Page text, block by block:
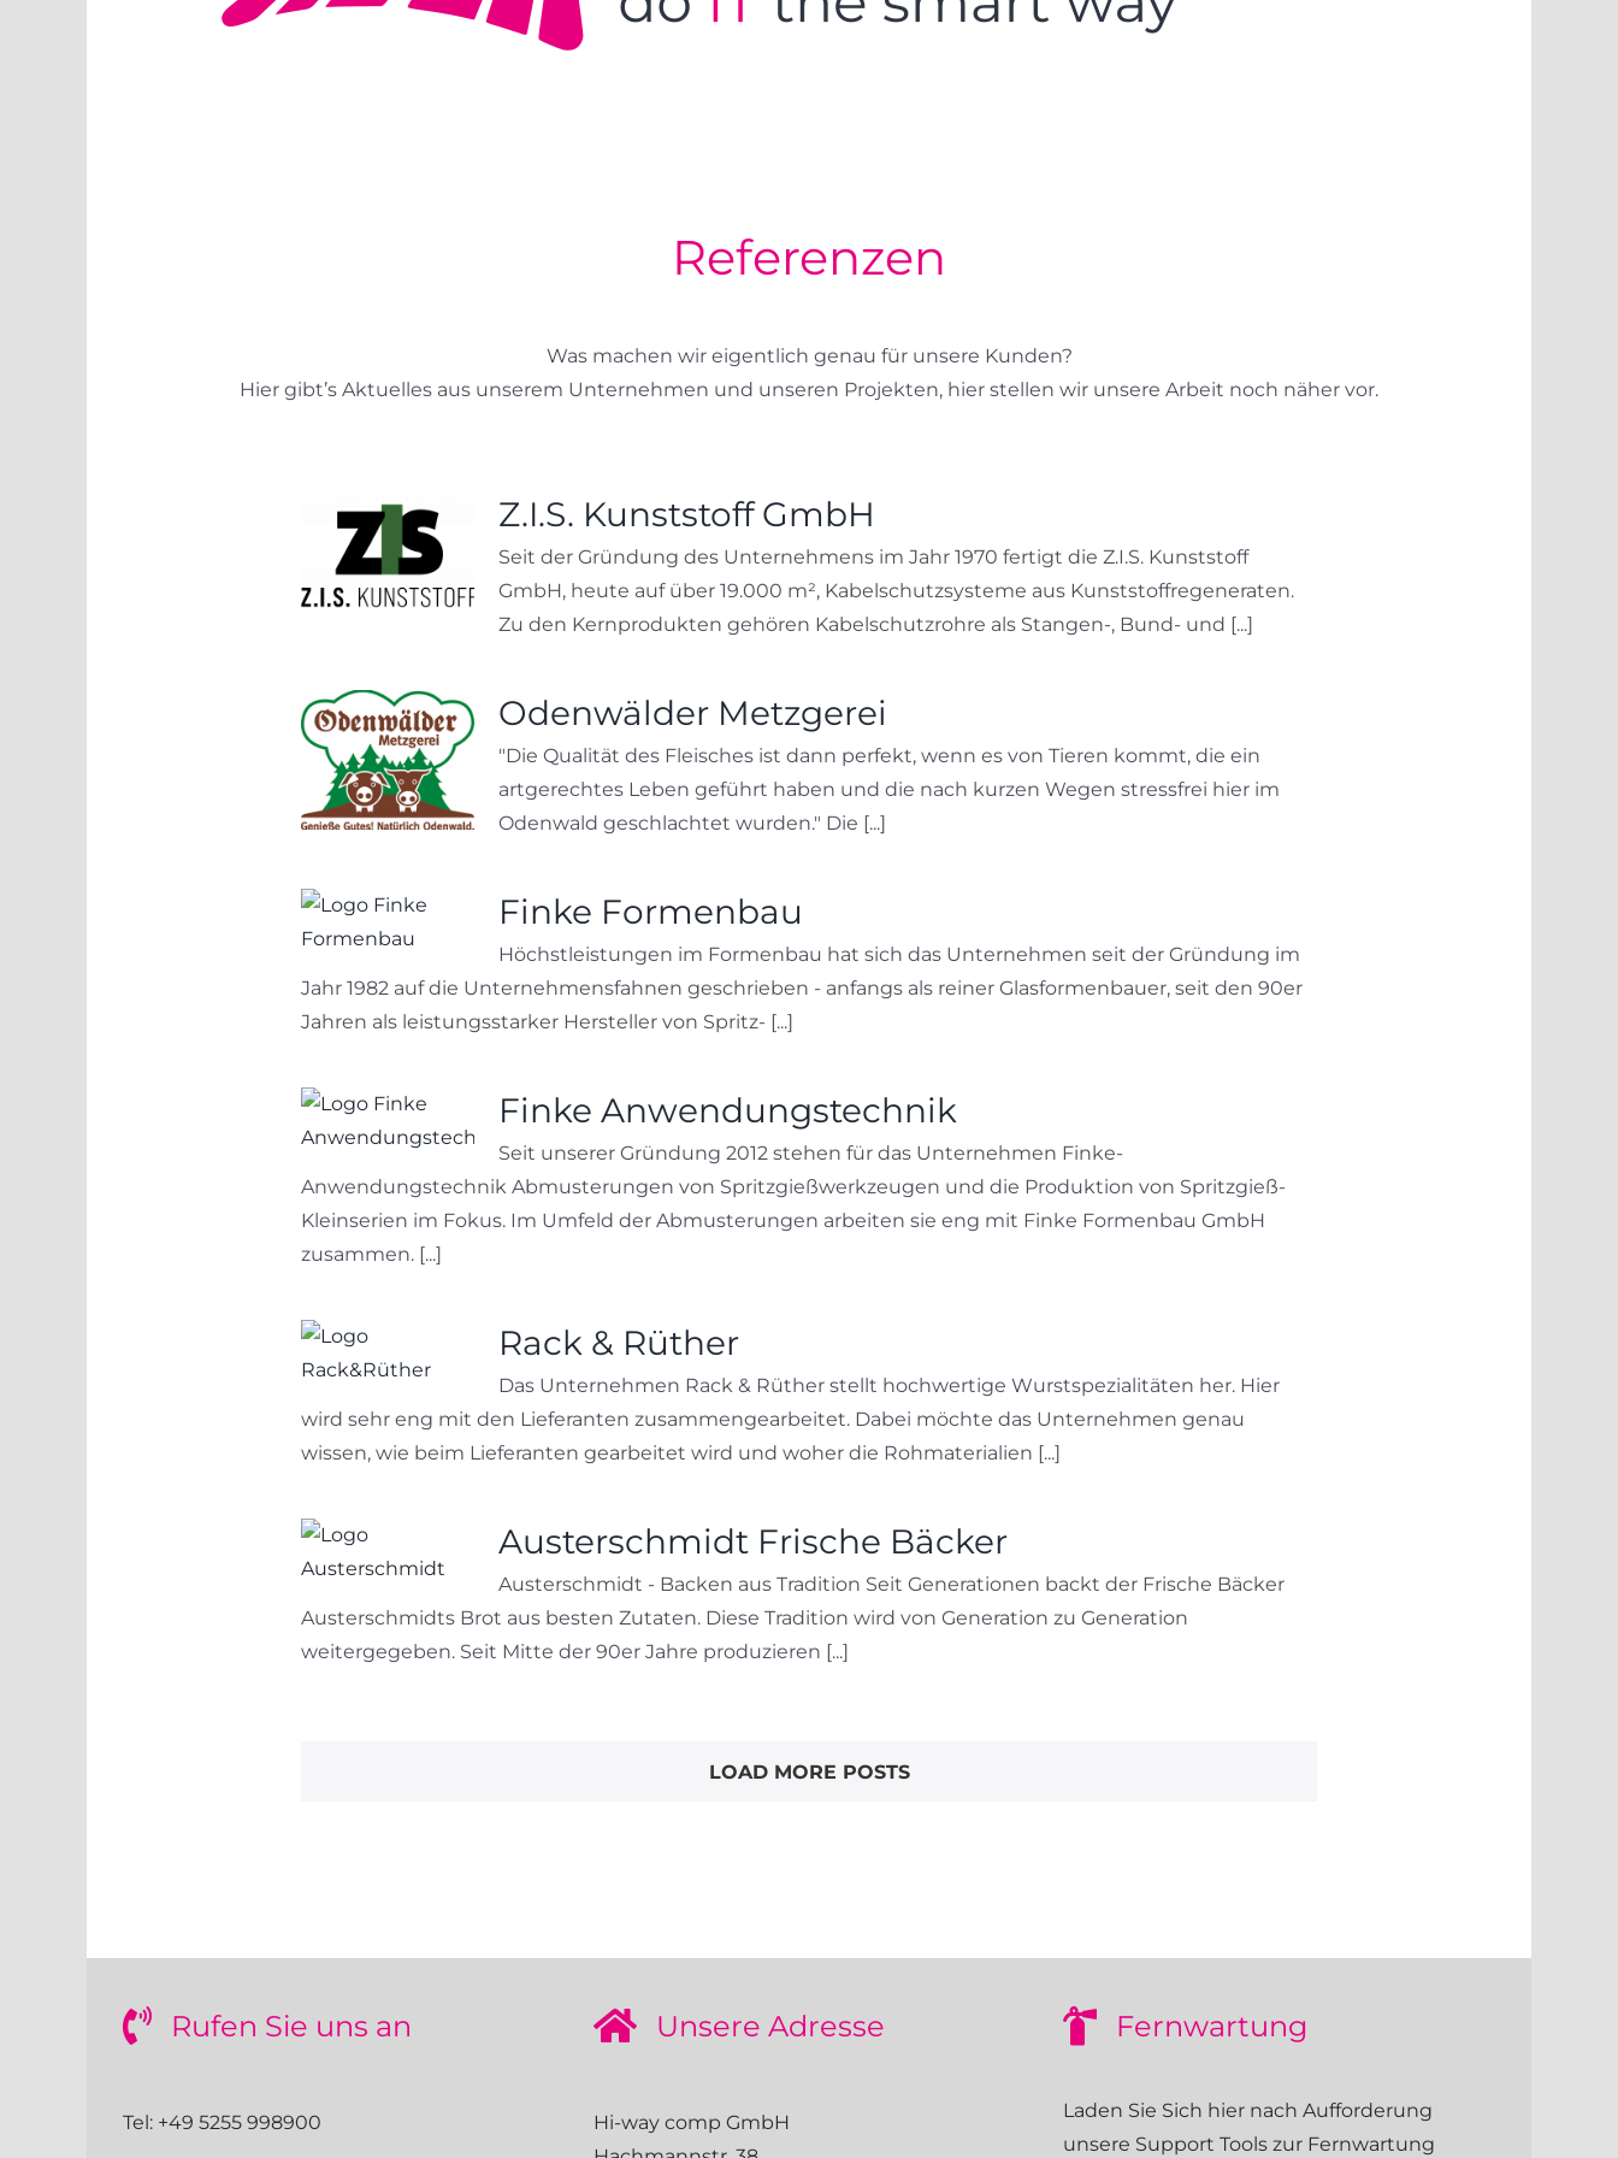
Referenzen
Was machen wir eigentlich genau für unsere Kunden?
Hier gibt’s Aktuelles aus unserem Unternehmen und unseren Projekten, hier stellen wir unsere Arbeit noch näher vor.
Z.I.S. Kunststoff GmbH
Seit der Gründung des Unternehmens im Jahr 1970 fertigt die Z.I.S. Kunststoff
GmbH, heute auf über 19.000 m², Kabelschutzsysteme aus Kunststoffregeneraten.
Zu den Kernprodukten gehören Kabelschutzrohre als Stangen-, Bund- und [...]
Odenwälder Metzgerei
"Die Qualität des Fleisches ist dann perfekt, wenn es von Tieren kommt, die ein
artgerechtes Leben geführt haben und die nach kurzen Wegen stressfrei hier im
Odenwald geschlachtet wurden." Die [...]
Finke Formenbau
Höchstleistungen im Formenbau hat sich das Unternehmen seit der Gründung im
Jahr 1982 auf die Unternehmensfahnen geschrieben - anfangs als reiner Glasformenbauer, seit den 90er
Jahren als leistungsstarker Hersteller von Spritz- [...]
Finke Anwendungstechnik
Seit unserer Gründung 2012 stehen für das Unternehmen Finke-
Anwendungstechnik Abmusterungen von Spritzgießwerkzeugen und die Produktion von Spritzgieß-
Kleinserien im Fokus. Im Umfeld der Abmusterungen arbeiten sie eng mit Finke Formenbau GmbH
zusammen. [...]
Rack & Rüther
Das Unternehmen Rack & Rüther stellt hochwertige Wurstspezialitäten her. Hier
wird sehr eng mit den Lieferanten zusammengearbeitet. Dabei möchte das Unternehmen genau
wissen, wie beim Lieferanten gearbeitet wird und woher die Rohmaterialien [...]
Austerschmidt Frische Bäcker
Austerschmidt - Backen aus Tradition Seit Generationen backt der Frische Bäcker
Austerschmidts Brot aus besten Zutaten. Diese Tradition wird von Generation zu Generation
weitergegeben. Seit Mitte der 90er Jahre produzieren [...]
LOAD MORE POSTS
Rufen Sie uns an
Tel: +49 5255 998900
Unsere Adresse
Hi-way comp GmbH
Fernwartung
Laden Sie Sich hier nach Aufforderung
unsere Support Tools zur Fernwartung